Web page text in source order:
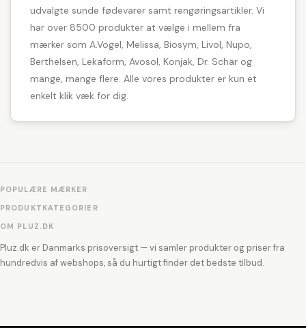
udvalgte sunde fødevarer samt rengøringsartikler. Vi
har over 8500 produkter at vælge i mellem fra
mærker som A.Vogel, Melissa, Biosym, Livol, Nupo,
Berthelsen, Lekaform, Avosol, Konjak, Dr. Schär og
mange, mange flere. Alle vores produkter er kun et
enkelt klik væk for dig.
POPULÆRE MÆRKER
PRODUKTKATEGORIER
OM PLUZ.DK
Pluz.dk er Danmarks prisoversigt — vi samler produkter og priser fra
hundredvis af webshops, så du hurtigt finder det bedste tilbud.